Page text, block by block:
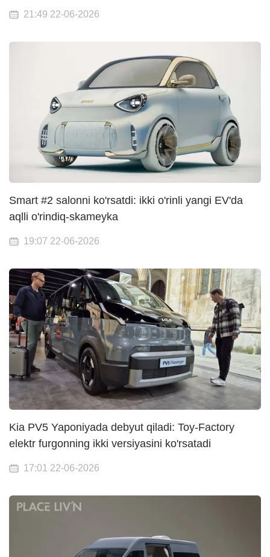
21:49 22-06-2026
Smart #2 salonni ko'rsatdi: ikki o'rinli yangi EV'da
aqlli o'rindiq-skameyka
19:07 22-06-2026
Kia PV5 Yaponiyada debyut qiladi: Toy-Factory
elektr furgonning ikki versiyasini ko'rsatadi
17:01 22-06-2026